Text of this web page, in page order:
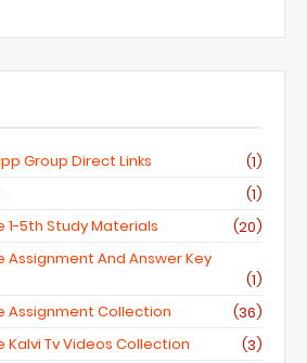
Group Direct Links
(1)
(1)
1-5th Study Materials
(20)
Assignment And Answer Key
(1)
Assignment Collection
(36)
Kalvi Tv Videos Collection
(3)